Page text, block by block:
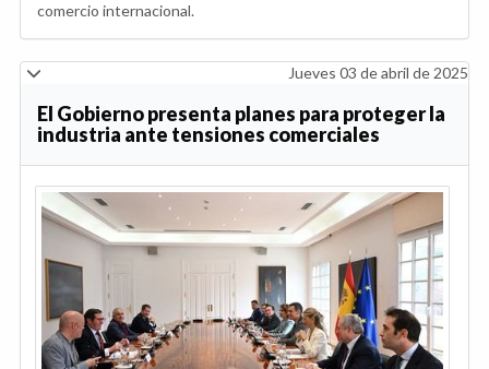
comercio internacional.
Jueves 03 de abril de 2025
El Gobierno presenta planes para proteger la
industria ante tensiones comerciales